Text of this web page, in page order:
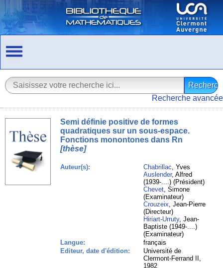
Recherche avancée
Semi définie positive de formes
quadratiques sur un sous-espace.
Fonctions monontones dans Rn
[thèse]
Auteur(s): Chabrillac, Yves
Auslender, Alfred
(1939-....) (Président)
Chevet, Simone
(Examinateur)
Crouzeix, Jean-Pierre
(Directeur)
Hiriart-Urruty, Jean-
Baptiste (1949-....)
(Examinateur)
Langue:
français
Editeur, date d'édition:
Université de
Clermont-Ferrand II,
1982